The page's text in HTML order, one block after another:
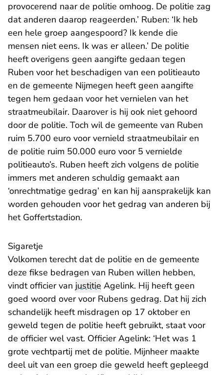
provocerend naar de politie omhoog. De politie zag
dat anderen daarop reageerden.’ Ruben: ‘Ik heb
een hele groep aangespoord? Ik kende die
mensen niet eens. Ik was er alleen.’ De politie
heeft overigens geen aangifte gedaan tegen
Ruben voor het beschadigen van een politieauto
en de gemeente Nijmegen heeft geen aangifte
tegen hem gedaan voor het vernielen van het
straatmeubilair. Daarover is hij ook niet gehoord
door de politie. Toch wil de gemeente van Ruben
ruim 5.700 euro voor vernield straatmeubilair en
de politie ruim 50.000 euro voor 5 vernielde
politieauto’s. Ruben heeft zich volgens de politie
immers met anderen schuldig gemaakt aan
‘onrechtmatige gedrag’ en kan hij aansprakelijk kan
worden gehouden voor het gedrag van anderen bij
het Goffertstadion.
Sigaretje
Volkomen terecht dat de politie en de gemeente
deze fikse bedragen van Ruben willen hebben,
vindt officier van justitie Agelink. Hij heeft geen
goed woord over voor Rubens gedrag. Dat hij zich
schandelijk heeft misdragen op 17 oktober en
geweld tegen de politie heeft gebruikt, staat voor
de officier wel vast. Officier Agelink: ‘Het was 1
grote vechtpartij met de politie. Mijnheer maakte
deel uit van een groep die geweld heeft gepleegd